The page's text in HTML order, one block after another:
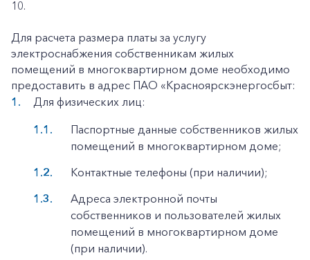
10.
Для расчета размера платы за услугу
электроснабжения собственникам жилых
помещений в многоквартирном доме необходимо
предоставить в адрес ПАО «Красноярскэнергосбыт:
Для физических лиц:
Паспортные данные собственников жилых
помещений в многоквартирном доме;
Контактные телефоны (при наличии);
Адреса электронной почты
собственников и пользователей жилых
помещений в многоквартирном доме
(при наличии).